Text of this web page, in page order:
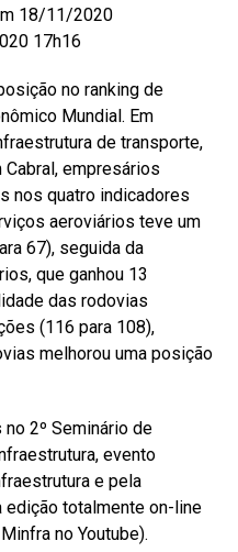
18/11/2020
17h16
no ranking de
Mundial. Em
de transporte,
empresários
nos quatro indicadores
aeroviários teve um
67), seguida da
que ganhou 13
das rodovias
(116 para 108),
melhorou uma posição
2º Seminário de
evento
e pela
edição totalmente on-line
no Youtube).